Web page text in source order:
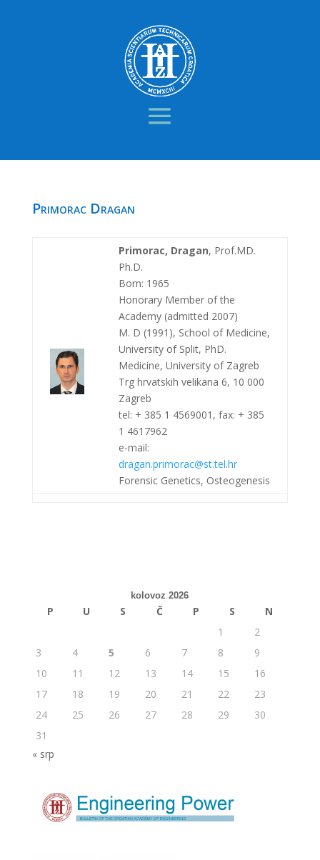
Primorac Dragan
Primorac, Dragan, Prof.MD.
Ph.D.
Born: 1965
Honorary Member of the
Academy (admitted 2007)
M. D (1991), School of Medicine,
University of Split, PhD.
Medicine, University of Zagreb
Trg hrvatskih velikana 6, 10 000
Zagreb
tel: + 385 1 4569001, fax: + 385
1 4617962
e-mail:
dragan.primorac@st.tel.hr
Forensic Genetics, Osteogenesis
kolovoz 2026
P U S Č P S
N
1
2
3
4 5 6 7 8
9
10
11 12 13 14 15
16
17
18 19 20 21 22
23
24
25 26 27 28 29
30
31
« srp